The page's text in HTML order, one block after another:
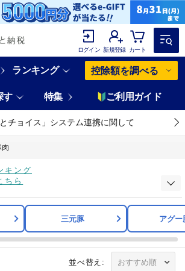
ログイン 新規登録 カート
ランキング 控除額を調べる
す 特集 ご利用ガイド
とチョイス」システム連携に関して
肉
キング
ちら
三元豚 アグー
並べ替え: